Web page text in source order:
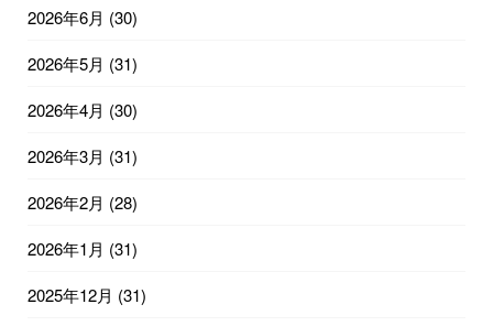
2026年6月 (30)
2026年5月 (31)
2026年4月 (30)
2026年3月 (31)
2026年2月 (28)
2026年1月 (31)
2025年12月 (31)